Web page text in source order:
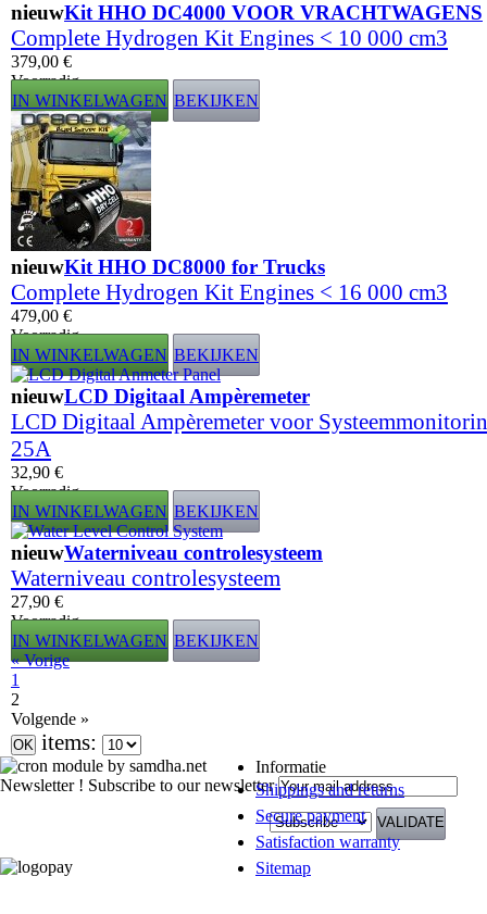
nieuwKit HHO DC4000 VOOR VRACHTWAGENS
Complete Hydrogen Kit Engines < 10 000 cm3
379,00 €
Voorradig
IN WINKELWAGEN BEKIJKEN
nieuwKit HHO DC8000 for Trucks
Complete Hydrogen Kit Engines < 16 000 cm3
479,00 €
Voorradig
IN WINKELWAGEN BEKIJKEN
nieuwLCD Digitaal Ampèremeter
LCD Digitaal Ampèremeter voor
25A
32,90 €
Voorradig
IN WINKELWAGEN BEKIJKEN
nieuwWaterniveau controlesysteem
Waterniveau controlesysteem
27,90 €
Voorradig
IN WINKELWAGEN BEKIJKEN
« Vorige
1
2
Volgende »
items:
Newsletter ! Subscribe to our newsletter
Informatie
Shippings and returns
Secure payment
Satisfaction warranty
Sitemap